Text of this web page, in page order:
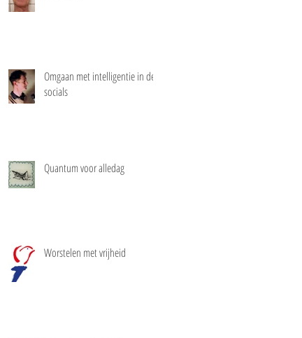
Omgaan met intelligentie in de
socials
Quantum voor alledag
Worstelen met vrijheid